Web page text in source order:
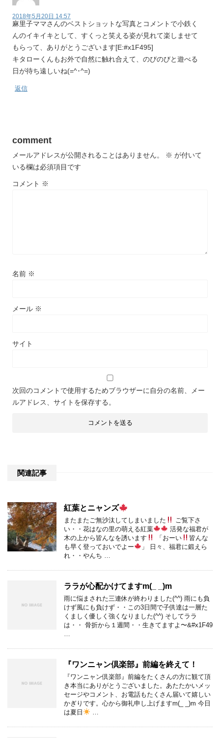
2018年5月20日 14:57
麻里子ママさんのベストショットな写真とコメントで小鉄く
んのイキイキとして、すくっと笑える姿が見れて楽しませて
もらって、ありがとうございます[E:#x1F495]
キタローくんもお外で自然に触れ合えて、のびのびと遊べる
日が待ち遠しいね(=^･^=)
返信
comment
メールアドレスが公開されることはありません。 ※ が付いて
いる欄は必須項目です
コメント ※
名前 ※
メール ※
サイト
次回のコメントで使用するためブラウザーに自分の名前、メー
ルアドレス、サイトを保存する。
関連記事
紅葉とニャンズ
またまたご無沙汰してしまいました
ご覧下さ
い・・花はなの里の萌える紅葉
活発な福君が
木の上から皆んなを誘います
「おーい
皆んな
も早く登っておいでよー
」 日々、福君に鍛えら
れ・・やんち …
ララが心配かけてますm(_ _)m
雨に悩まされた三連休が終わりました(^^) 雨にも負
けず風にも負けず・・この3日間で子供達は一層た
くましく優しく強くなりました(^^) そしてララ
は・・ 骨折から１週間・・生きてますよ〜&#x1F49
…
『ワンニャン倶楽部』前編を終えて！
『ワンニャン倶楽部』前編をたくさんの方に観て頂
き本当にありがとうございました。あたたかいメッ
セージやコメント、お電話もたくさん届いて嬉しい
かぎりです。心から御礼申し上げますm(_ _)m 今日
は夏日
…